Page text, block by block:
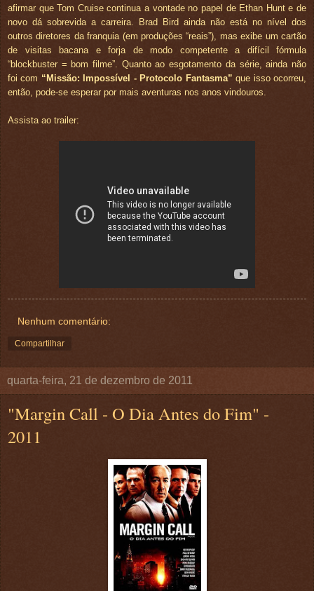
afirmar que Tom Cruise continua a vontade no papel de Ethan Hunt e de
novo dá sobrevida a carreira. Brad Bird ainda não está no nível dos
outros diretores da franquia (em produções “reais”), mas exibe um cartão
de visitas bacana e forja de modo competente a difícil fórmula
“blockbuster = bom filme”. Quanto ao esgotamento da série, ainda não
foi com “Missão: Impossível - Protocolo Fantasma” que isso ocorreu,
então, pode-se esperar por mais aventuras nos anos vindouros.
Assista ao trailer:
Nenhum comentário:
Compartilhar
quarta-feira, 21 de dezembro de 2011
"Margin Call - O Dia Antes do Fim" -
2011